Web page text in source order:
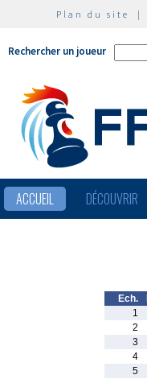
Plan du site |
Rechercher un joueur
ACCUEIL DÉCOUVRIR
Ech.
1
2
3
4
5